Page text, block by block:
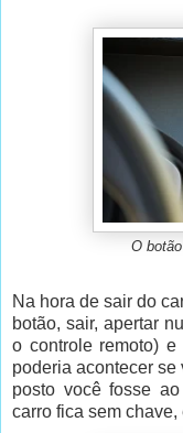
O
Na hora de sair do
botão, sair, apertar
o controle remoto)
poderia acontecer
posto você fosse
carro fica sem